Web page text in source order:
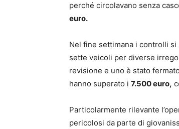
perché circolavano senza
euro.
Nel fine settimana i controlli
sette veicoli per diverse
revisione e uno è stato
hanno superato i 7.500 euro,
Particolarmente rilevante
pericolosi da parte di